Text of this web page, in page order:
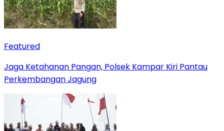
Featured
Jaga Ketahanan Pangan, Polsek Kampar Kiri Pantau
Perkembangan Jagung